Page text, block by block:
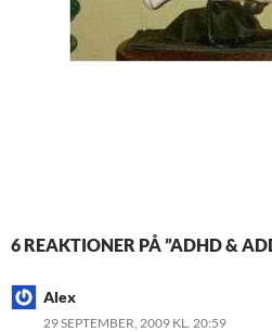
6 REAKTIONER PÅ ”ADHD &
Alex
29 SEPTEMBER, 2009 KL. 20:59